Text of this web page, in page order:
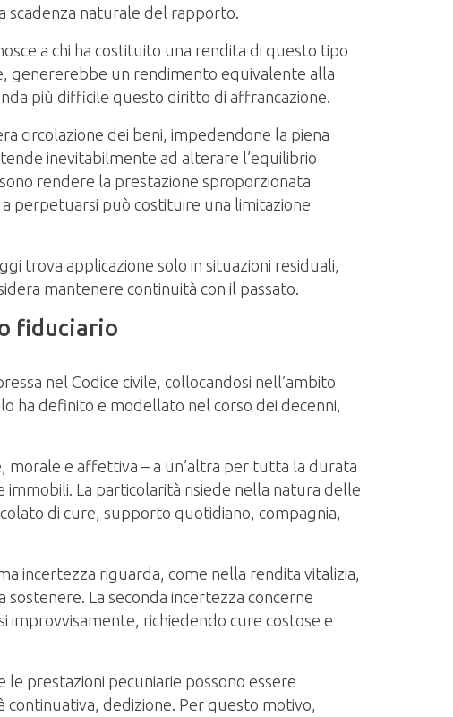
scadenza naturale del rapporto.
a chi ha costituito una rendita di questo tipo
genererebbe un rendimento equivalente alla
più difficile questo diritto di affrancazione.
circolazione dei beni, impedendone la piena
inevitabilmente ad alterare l’equilibrio
rendere la prestazione sproporzionata
perpetuarsi può costituire una limitazione
trova applicazione solo in situazioni residuali,
mantenere continuità con il passato.
fiduciario
nel Codice civile, collocandosi nell’ambito
ha definito e modellato nel corso dei decenni,
morale e affettiva – a un’altra per tutta la durata
La particolarità risiede nella natura delle
di cure, supporto quotidiano, compagnia,
incertezza riguarda, come nella rendita vitalizia,
La seconda incertezza concerne
improvvisamente, richiedendo cure costose e
prestazioni pecuniarie possono essere
dedizione. Per questo motivo,